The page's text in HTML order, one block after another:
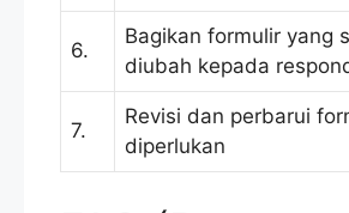
6.
Bagikan formulir yang
diubah kepada
7.
Revisi dan perbarui
diperlukan